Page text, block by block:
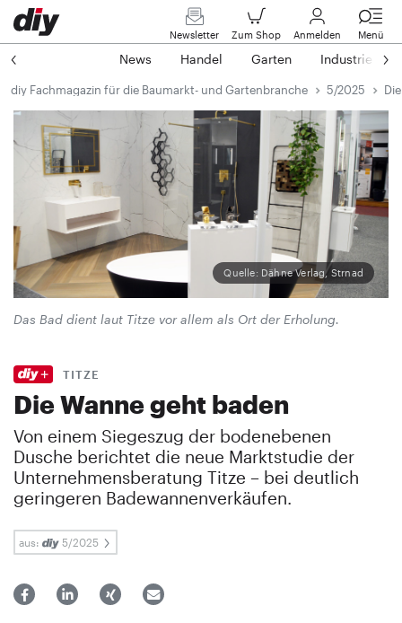
Newsletter Zum Shop Anmelden Menü
News Handel Garten Industrie
diy Fachmagazin für die Baumarkt- und Gartenbranche 5/2025
Quelle: Dähne Verlag, Strnad
Das Bad dient laut Titze vor allem als Ort der Erholung.
TITZE
Die Wanne geht baden
Von einem Siegeszug der bodenebenen
Dusche berichtet die neue Marktstudie der
Unternehmensberatung Titze – bei deutlich
geringeren Badewannenverkäufen.
aus: 5/2025